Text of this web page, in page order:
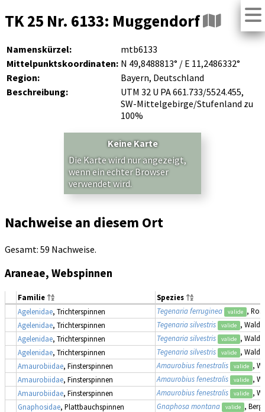
TK 25 Nr. 6133: Muggendorf
Namenskürzel:
mtb6133
Mittelpunktskoordinaten: N 49,8488813° / E 11,2486332°
Region:
Bayern, Deutschland
Beschreibung:
UTM 32 U PA 661.733/5524.455,
SW-Mittelgebirge/Stufenland zu
100%
Keine Karte
Die Karte wird nur angezeigt,
wenn ein echter Browser
verwendet wird.
Nachweise an diesem Ort
Gesamt: 59 Nachweise.
Araneae, Webspinnen
Familie
Spezies
Agelenidae, Trichterspinnen Tegenaria ferruginea valide ,
Agelenidae, Trichterspinnen Tegenaria silvestris valide ,
Agelenidae, Trichterspinnen Tegenaria silvestris valide ,
Agelenidae, Trichterspinnen Tegenaria silvestris valide ,
Amaurobiidae, Finsterspinnen Amaurobius fenestralis valide ,
Amaurobiidae, Finsterspinnen Amaurobius fenestralis valide ,
Amaurobiidae, Finsterspinnen Amaurobius fenestralis valide ,
Gnaphosidae, Plattbauchspinnen Gnaphosa montana valide ,